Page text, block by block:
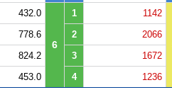
432.0
6
1 1142
778.6 2 2066
824.2 3 1672
453.0 4 1236